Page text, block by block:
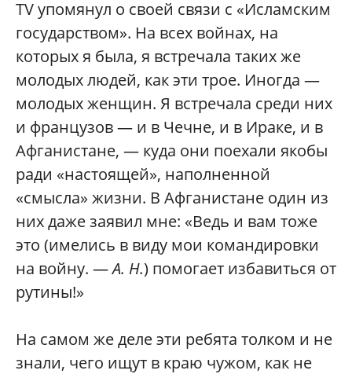
TV упомянул о своей связи с «Исламским
государством». На всех войнах, на
которых я была, я встречала таких же
молодых людей, как эти трое. Иногда —
молодых женщин. Я встречала среди них
и французов — и в Чечне, и в Ираке, и в
Афганистане, — куда они поехали якобы
ради «настоящей», наполненной
«смысла» жизни. В Афганистане один из
них даже заявил мне: «Ведь и вам тоже
это (имелись в виду мои командировки
на войну. —А. Н.) помогает избавиться от
рутины!»
На самом же деле эти ребята толком и не
знали, чего ищут в краю чужом, как не